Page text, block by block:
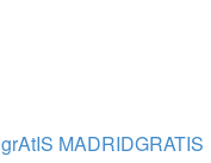
MADRIDGRATIS